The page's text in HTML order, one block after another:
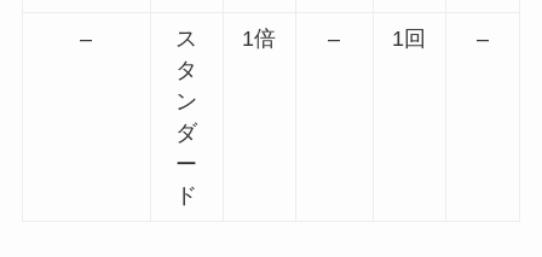
–
ス
タ
ン
ダ
ー
ド
1倍 – 1回 –